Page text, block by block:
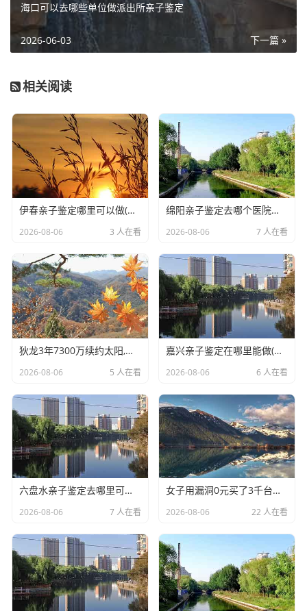
海口可以去哪些单位做派出所亲子鉴定
下一篇 »
2026-06-03
相关阅读
伊春亲子鉴定哪里可以做(DNA亲子鉴定公司都有哪些)
2026-08-06 3 人在看
绵阳亲子鉴定去哪个医院做(正规怀孕期间DNA亲子鉴定机构咨询)
2026-08-06 7 人在看
狄龙3年7300万续约太阳,放弃顶薪换双赢
2026-08-06 5 人在看
嘉兴亲子鉴定在哪里能做(DNA亲子鉴定用什么样品准确)
2026-08-06 6 人在看
六盘水亲子鉴定去哪里可以做(DNA亲子鉴定哪家医院好一点)
2026-08-06 7 人在看
女子用漏洞0元买了3千台电器,涉案金额169万元
2026-08-06 22 人在看